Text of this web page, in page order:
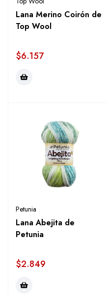
Lana Merino Coirón de
Top Wool
$6.157
Petunia
Lana Abejita de
Petunia
$2.849